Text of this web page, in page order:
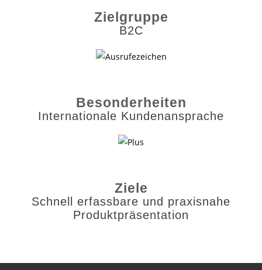
Zielgruppe
B2C
Besonderheiten
Internationale Kundenansprache
Ziele
Schnell erfassbare und praxisnahe
Produktpräsentation